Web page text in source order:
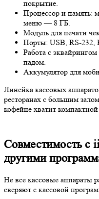
покрытие.
Процессор и память:
меню — 8 ГБ.
Модуль для печати
Порты: USB, RS-232,
Работа с
падом.
Аккумулятор для
Линейка кассовых
ресторанах с большим
кофейне хватит
Совместимость с
другими
Не все кассовые аппараты
сверяют с кассовой